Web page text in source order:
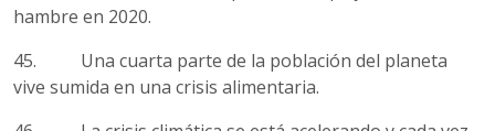
hambre en 2020.
45. Una cuarta parte de la población del planeta
vive sumida en una crisis alimentaria.